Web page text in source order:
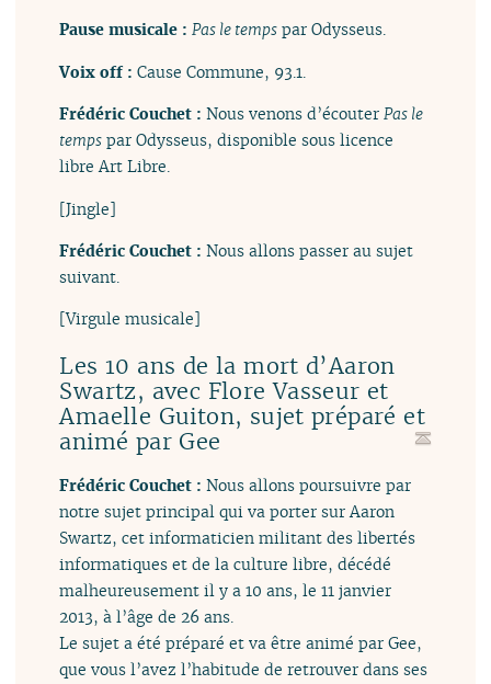
Pause musicale :Pas le temps par Odysseus.
Voix off :Cause Commune, 93.1.
Frédéric Couchet :Nous venons d’écouterPas le
temps par Odysseus, disponible sous licence
libre Art Libre.
[Jingle]
Frédéric Couchet :Nous allons passer au sujet
suivant.
[Virgule musicale]
Les 10 ans de la mort d’Aaron
Swartz, avec Flore Vasseur et
Amaelle Guiton, sujet préparé et
animé par Gee
Frédéric Couchet :Nous allons poursuivre par
notre sujet principal qui va porter sur Aaron
Swartz, cet informaticien militant des libertés
informatiques et de la culture libre, décédé
malheureusement il y a 10 ans, le 11 janvier
2013, à l’âge de 26 ans.
Le sujet a été préparé et va être animé par Gee,
que vous l’avez l’habitude de retrouver dans ses